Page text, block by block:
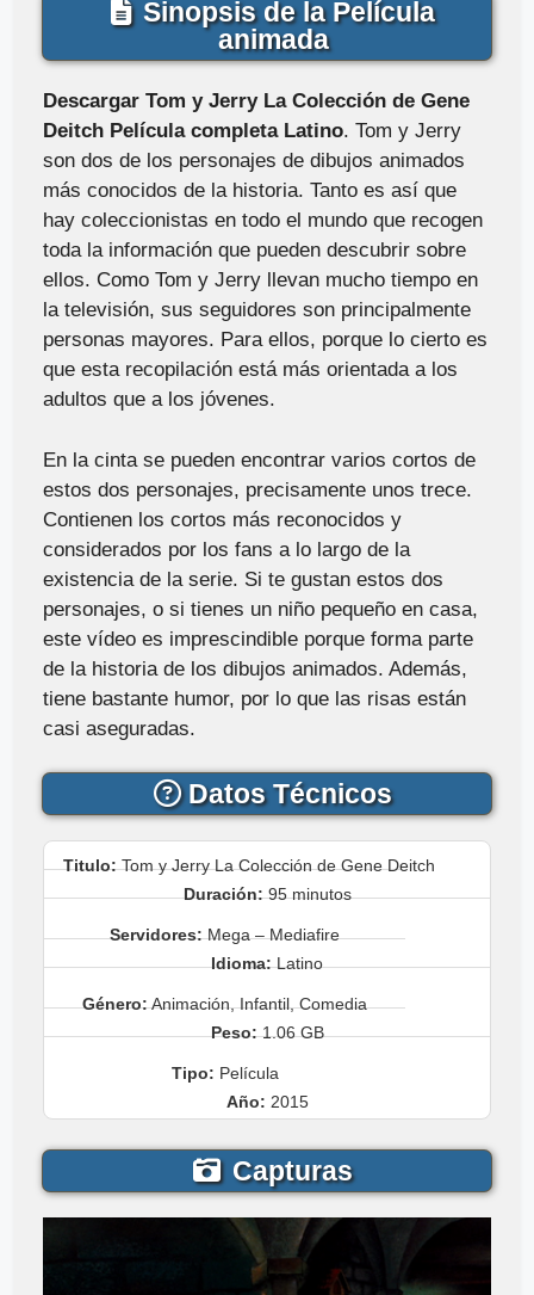
Sinopsis de la Película
animada
Descargar Tom y Jerry La Colección de Gene
Deitch Película completa Latino. Tom y Jerry
son dos de los personajes de dibujos animados
más conocidos de la historia. Tanto es así que
hay coleccionistas en todo el mundo que recogen
toda la información que pueden descubrir sobre
ellos. Como Tom y Jerry llevan mucho tiempo en
la televisión, sus seguidores son principalmente
personas mayores. Para ellos, porque lo cierto es
que esta recopilación está más orientada a los
adultos que a los jóvenes.
En la cinta se pueden encontrar varios cortos de
estos dos personajes, precisamente unos trece.
Contienen los cortos más reconocidos y
considerados por los fans a lo largo de la
existencia de la serie. Si te gustan estos dos
personajes, o si tienes un niño pequeño en casa,
este vídeo es imprescindible porque forma parte
de la historia de los dibujos animados. Además,
tiene bastante humor, por lo que las risas están
casi aseguradas.
Datos Técnicos
Titulo:Tom y Jerry La Colección de Gene Deitch
Duración:95 minutos
Servidores:Mega – Mediafire
Idioma:Latino
Género:Animación, Infantil, Comedia
Peso:1.06 GB
Tipo: Película
Año: 2015
Capturas